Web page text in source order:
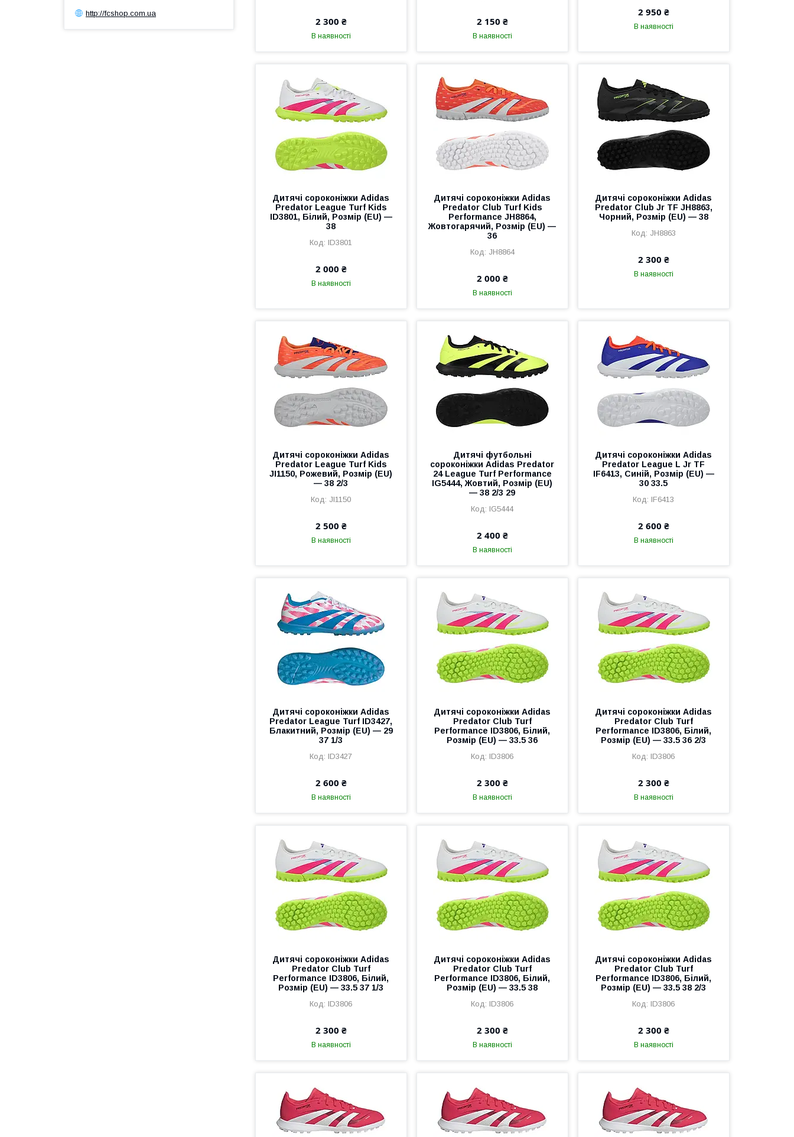
2 300 ₴
В наявності
2 150 ₴
В наявності
2 950 ₴
В наявності
Дитячі сороконіжки Adidas
Predator League Turf Kids
ID3801, Білий, Розмір (EU) —
38
ID3801
2 000 ₴
В наявності
Дитячі сороконіжки Adidas
Predator Club Turf Kids
Performance JH8864,
Жовтогарячий, Розмір (EU) —
36
JH8864
2 000 ₴
В наявності
Дитячі сороконіжки Adidas
Predator Club Jr TF JH8863,
Чорний, Розмір (EU) — 38
JH8863
2 300 ₴
В наявності
Дитячі сороконіжки Adidas
Predator League Turf Kids
JI1150, Рожевий, Розмір (EU)
— 38 2/3
JI1150
2 500 ₴
В наявності
Дитячі футбольні
сороконіжки Adidas Predator
24 League Turf Performance
IG5444, Жовтий, Розмір (EU)
— 38 2/3 29
IG5444
2 400 ₴
В наявності
Дитячі сороконіжки Adidas
Predator League L Jr TF
IF6413, Синій, Розмір (EU) —
30 33.5
IF6413
2 600 ₴
В наявності
Дитячі сороконіжки Adidas
Predator League Turf ID3427,
Блакитний, Розмір (EU) — 29
37 1/3
ID3427
2 600 ₴
В наявності
Дитячі сороконіжки Adidas
Predator Club Turf
Performance ID3806, Білий,
Розмір (EU) — 33.5 36
ID3806
2 300 ₴
В наявності
Дитячі сороконіжки Adidas
Predator Club Turf
Performance ID3806, Білий,
Розмір (EU) — 33.5 36 2/3
ID3806
2 300 ₴
В наявності
Дитячі сороконіжки Adidas
Predator Club Turf
Performance ID3806, Білий,
Розмір (EU) — 33.5 37 1/3
ID3806
2 300 ₴
В наявності
Дитячі сороконіжки Adidas
Predator Club Turf
Performance ID3806, Білий,
Розмір (EU) — 33.5 38
ID3806
2 300 ₴
В наявності
Дитячі сороконіжки Adidas
Predator Club Turf
Performance ID3806, Білий,
Розмір (EU) — 33.5 38 2/3
ID3806
2 300 ₴
В наявності
http://fcshop.com.ua